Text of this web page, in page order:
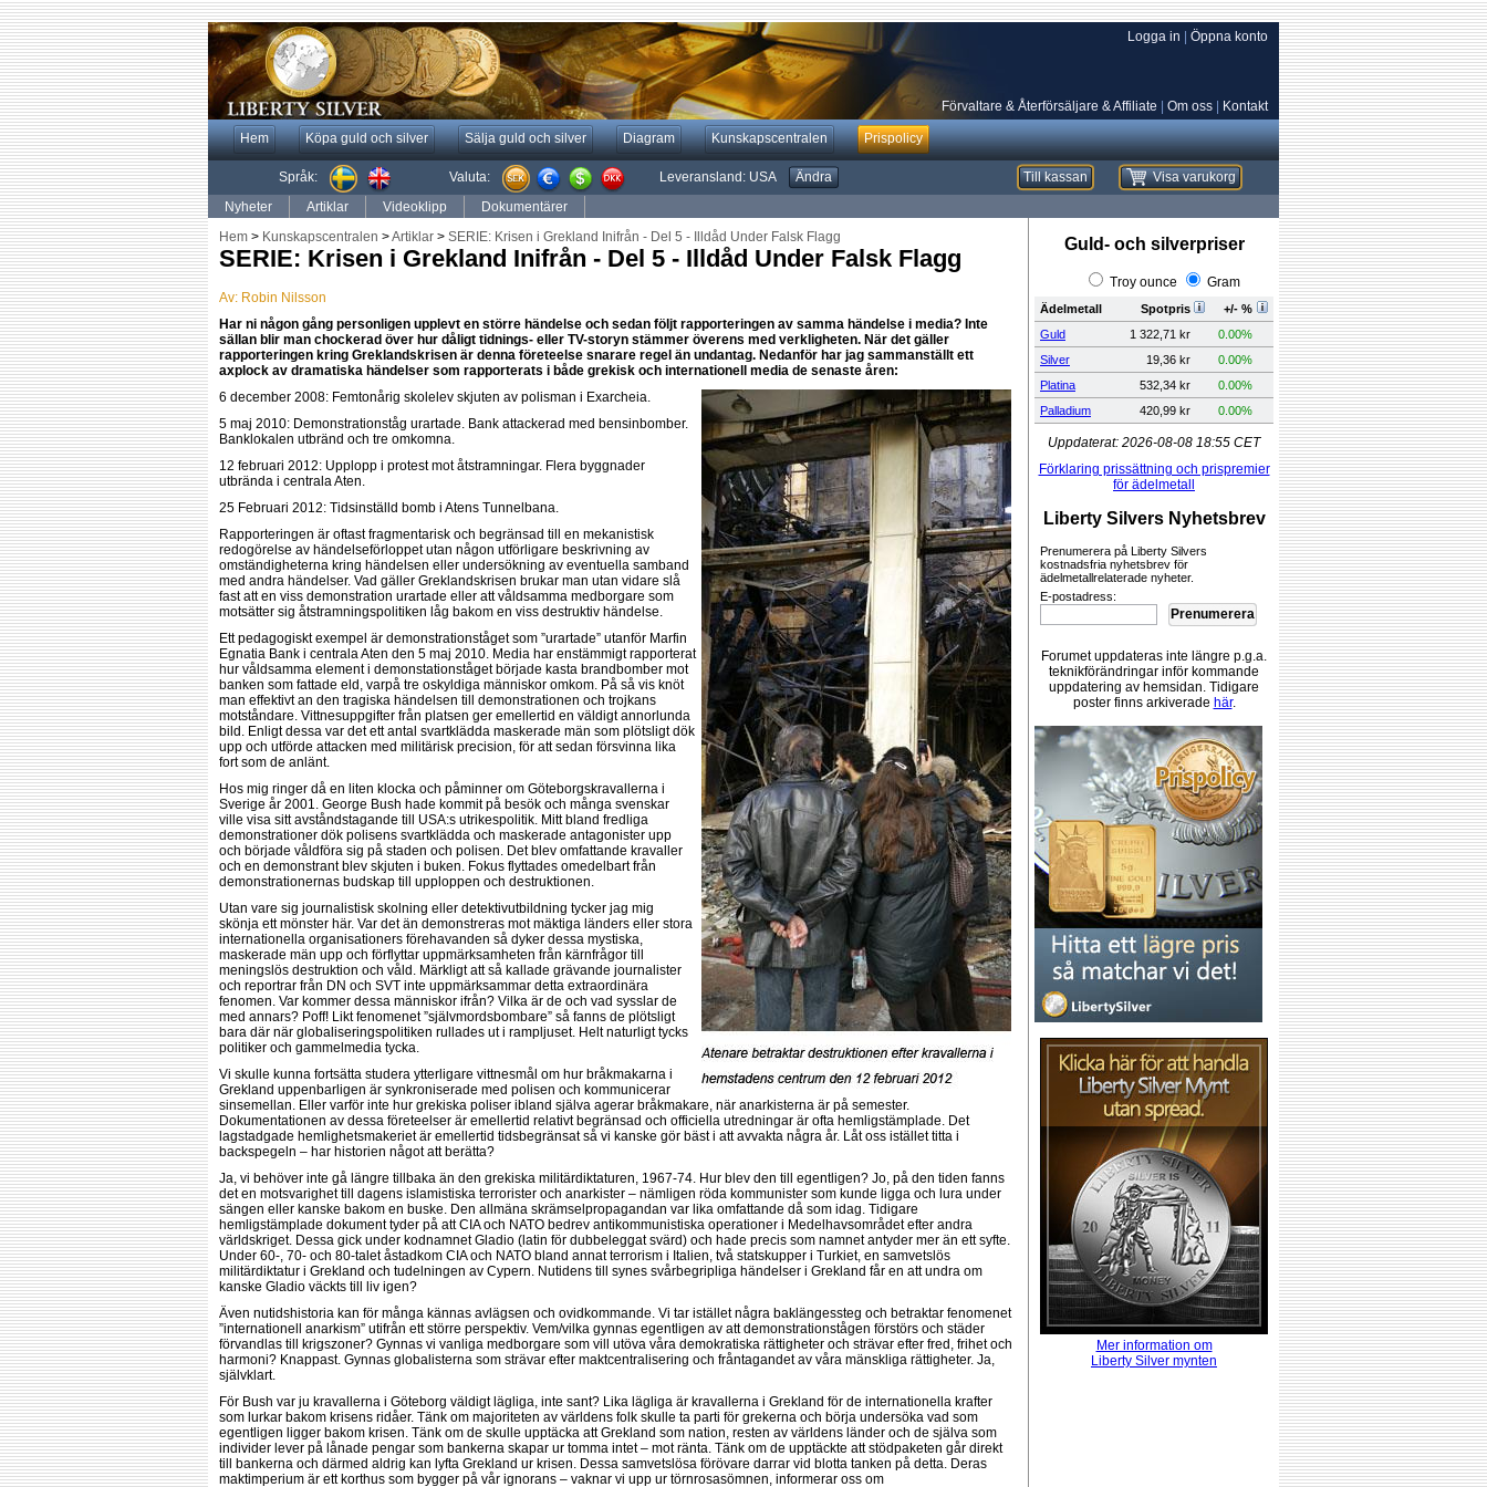
Logga in Öppna konto
Förvaltare & Återförsäljare & Affiliate Om oss Kontakt
Hem Köpa guld och silver Sälja guld och silver Diagram Kunskapscentralen Prispolicy
Språk: Valuta: Leveransland: USA Ändra Visa varukorg
Till kassan
Nyheter
Artiklar Videoklipp
Dokumentärer
Hem > Kunskapscentralen >Artiklar > SERIE: Krisen i Grekland Inifrån - Del 5 - Illdåd Under Falsk Flagg
SERIE: Krisen i Grekland Inifrån - Del 5 - Illdåd Under Falsk Flagg
Av: Robin Nilsson
Har ni någon gång personligen upplevt en större händelse och sedan följt rapporteringen av samma händelse i media? Inte
sällan blir man chockerad över hur dåligt tidnings- eller TV-storyn stämmer överens med verkligheten. När det gäller
rapporteringen kring Greklandskrisen är denna företeelse snarare regel än undantag. Nedanför har jag sammanställt ett
axplock av dramatiska händelser som rapporterats i både grekisk och internationell media de senaste åren:
6 december 2008: Femtonårig skolelev skjuten av polisman i Exarcheia.
5 maj 2010: Demonstrationståg urartade. Bank attackerad med bensinbomber.
Banklokalen utbränd och tre omkomna.
12 februari 2012: Upplopp i protest mot åtstramningar. Flera byggnader
utbrända i centrala Aten.
25 Februari 2012: Tidsinställd bomb i Atens Tunnelbana.
Rapporteringen är oftast fragmentarisk och begränsad till en mekanistisk
redogörelse av händelseförloppet utan någon utförligare beskrivning av
omständigheterna kring händelsen eller undersökning av eventuella samband
med andra händelser. Vad gäller Greklandskrisen brukar man utan vidare slå
fast att en viss demonstration urartade eller att våldsamma medborgare som
motsätter sig åtstramningspolitiken låg bakom en viss destruktiv händelse.
Ett pedagogiskt exempel är demonstrationståget som ”urartade” utanför Marfin
Egnatia Bank i centrala Aten den 5 maj 2010. Media har enstämmigt rapporterat
hur våldsamma element i demonstationståget började kasta brandbomber mot
banken som fattade eld, varpå tre oskyldiga människor omkom. På så vis knöt
man effektivt an den tragiska händelsen till demonstrationen och trojkans
motståndare. Vittnesuppgifter från platsen ger emellertid en väldigt annorlunda
bild. Enligt dessa var det ett antal svartklädda maskerade män som plötsligt dök
upp och utförde attacken med militärisk precision, för att sedan försvinna lika
fort som de anlänt.
Hos mig ringer då en liten klocka och påminner om Göteborgskravallerna i
Sverige år 2001. George Bush hade kommit på besök och många svenskar
ville visa sitt avståndstagande till USA:s utrikespolitik. Mitt bland fredliga
demonstrationer dök polisens svartklädda och maskerade antagonister upp
och började våldföra sig på staden och polisen. Det blev omfattande kravaller
och en demonstrant blev skjuten i buken. Fokus flyttades omedelbart från
demonstrationernas budskap till upploppen och destruktionen.
Utan vare sig journalistisk skolning eller detektivutbildning tycker jag mig
skönja ett mönster här. Var det än demonstreras mot mäktiga länders eller stora
internationella organisationers förehavanden så dyker dessa mystiska,
maskerade män upp och förflyttar uppmärksamheten från kärnfrågor till
meningslös destruktion och våld. Märkligt att så kallade grävande journalister
och reportrar från DN och SVT inte uppmärksammar detta extraordinära
fenomen. Var kommer dessa människor ifrån? Vilka är de och vad sysslar de
med annars? Poff! Likt fenomenet ”självmordsbombare” så fanns de plötsligt
bara där när globaliseringspolitiken rullades ut i rampljuset. Helt naturligt tycks
politiker och gammelmedia tycka.
Vi skulle kunna fortsätta studera ytterligare vittnesmål om hur bråkmakarna i
Grekland uppenbarligen är synkroniserade med polisen och kommunicerar
sinsemellan. Eller varför inte hur grekiska poliser ibland själva agerar bråkmakare, när anarkisterna är på semester.
Dokumentationen av dessa företeelser är emellertid relativt begränsad och officiella utredningar är ofta hemligstämplade. Det
lagstadgade hemlighetsmakeriet är emellertid tidsbegränsat så vi kanske gör bäst i att avvakta några år. Låt oss istället titta i
backspegeln – har historien något att berätta?
Ja, vi behöver inte gå längre tillbaka än den grekiska militärdiktaturen, 1967-74. Hur blev den till egentligen? Jo, på den tiden fanns
det en motsvarighet till dagens islamistiska terrorister och anarkister – nämligen röda kommunister som kunde ligga och lura under
sängen eller kanske bakom en buske. Den allmäna skrämselpropagandan var lika omfattande då som idag. Tidigare
hemligstämplade dokument tyder på att CIA och NATO bedrev antikommunistiska operationer i Medelhavsområdet efter andra
världskriget. Dessa gick under kodnamnet Gladio (latin för dubbeleggat svärd) och hade precis som namnet antyder mer än ett syfte.
Under 60-, 70- och 80-talet åstadkom CIA och NATO bland annat terrorism i Italien, två statskupper i Turkiet, en samvetslös
militärdiktatur i Grekland och tudelningen av Cypern. Nutidens till synes svårbegripliga händelser i Grekland får en att undra om
kanske Gladio väckts till liv igen?
Även nutidshistoria kan för många kännas avlägsen och ovidkommande. Vi tar istället några baklängessteg och betraktar fenomenet
”internationell anarkism” utifrån ett större perspektiv. Vem/vilka gynnas egentligen av att demonstrationstågen förstörs och städer
förvandlas till krigszoner? Gynnas vi vanliga medborgare som vill utöva våra demokratiska rättigheter och strävar efter fred, frihet och
harmoni? Knappast. Gynnas globalisterna som strävar efter maktcentralisering och fråntagandet av våra mänskliga rättigheter. Ja,
självklart.
För Bush var ju kravallerna i Göteborg väldigt lägliga, inte sant? Lika lägliga är kravallerna i Grekland för de internationella krafter
som lurkar bakom krisens ridåer. Tänk om majoriteten av världens folk skulle ta parti för grekerna och börja undersöka vad som
egentligen ligger bakom krisen. Tänk om de skulle upptäcka att Grekland som nation, resten av världens länder och de själva som
individer lever på lånade pengar som bankerna skapar ur tomma intet – mot ränta. Tänk om de upptäckte att stödpaketen går direkt
till bankerna och därmed aldrig kan lyfta Grekland ur krisen. Dessa samvetslösa förövare darrar vid blotta tanken på detta. Deras
maktimperium är ett korthus som bygger på vår ignorans – vaknar vi upp ur törnrosasömnen, informerar oss om
Guld- och silverpriser
Troy ounce Gram
Ädelmetall Spotpris
+/- %
Guld
1 322,71 kr
0.00%
Silver
19,36 kr
0.00%
Platina
532,34 kr
0.00%
Palladium
420,99 kr 0.00%
Uppdaterat: 2026-08-08 18:55 CET
Förklaring prissättning och prispremier
för ädelmetall
Liberty Silvers Nyhetsbrev
Prenumerera på Liberty Silvers
kostnadsfria nyhetsbrev för
ädelmetallrelaterade nyheter.
E-postadress:
Prenumerera
Forumet uppdateras inte längre p.g.a.
teknikförändringar inför kommande
uppdatering av hemsidan. Tidigare
poster finns arkiverade här.
Mer information om
Liberty Silver mynten